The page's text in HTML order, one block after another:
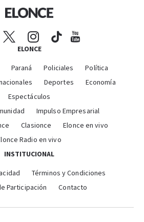
ELONCE
Paraná Policiales
Política
Deportes
Economía
Espectáculos
Impulso Empresarial
Clasionce
Elonce en vivo
Radio en vivo
INSTITUCIONAL
Términos y Condiciones
Participación
Contacto